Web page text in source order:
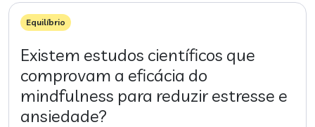
Equilíbrio
Existem estudos científicos que
comprovam a eficácia do
mindfulness para reduzir estresse e
ansiedade?